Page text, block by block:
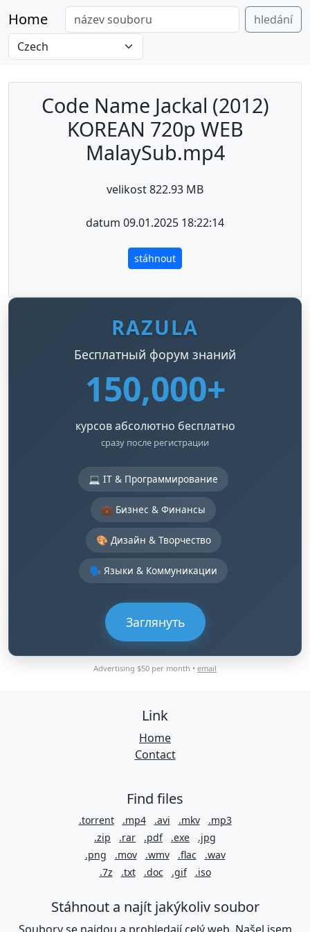
Home hledání
Code Name Jackal (2012)
KOREAN 720p WEB
MalaySub.mp4
velikost 822.93 MB
datum 09.01.2025 18:22:14
stáhnout
RAZULA
Бесплатный форум знаний
150,000+
курсов абсолютно бесплатно
сразу после регистрации
💻 IT & Программирование
💼 Бизнес & Финансы
🎨 Дизайн & Творчество
🗣️ Языки & Коммуникации
Заглянуть
Advertising $50 per month • email
Link
Home
Contact
Find files
.torrent .mp4 .avi .mkv
.mp3
.zip
.rar .pdf .exe
.jpg
.png
.mov .wmv .flac
.wav
.7z
.txt .doc .gif .iso
Stáhnout a najít jakýkoliv soubor